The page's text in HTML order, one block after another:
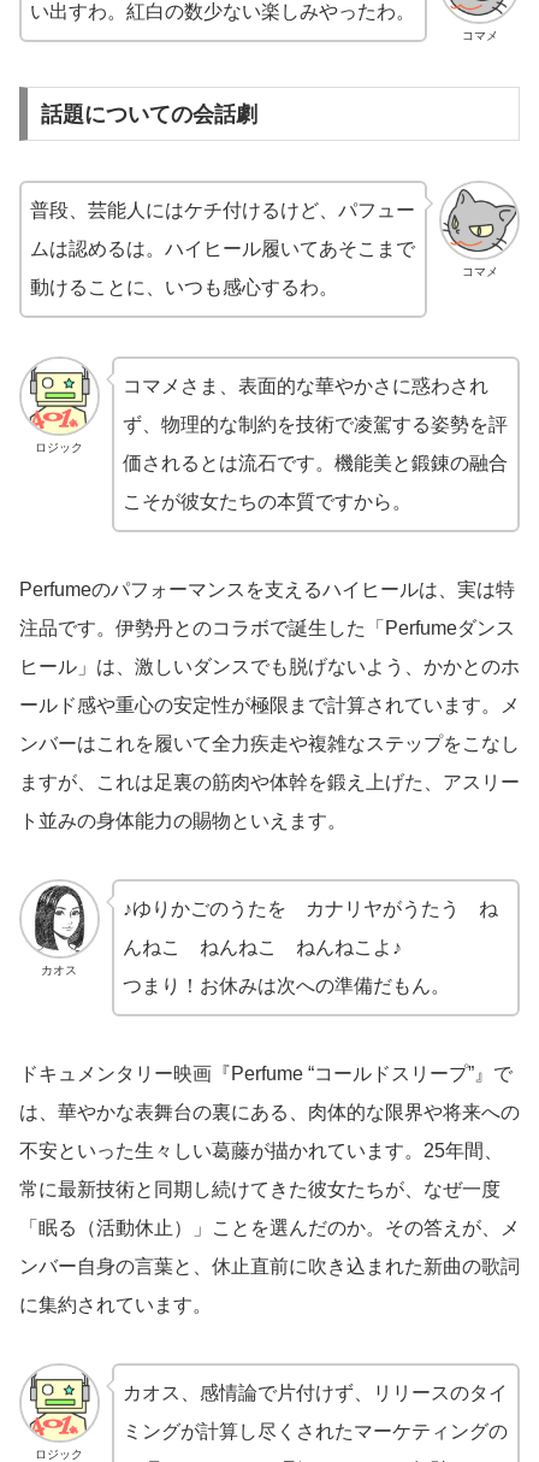
コマメ
い出すわ。紅白の数少ない楽しみやったわ。
話題についての会話劇
コマメ
普段、芸能人にはケチ付けるけど、パフュー
ムは認めるは。ハイヒール履いてあそこまで
動けることに、いつも感心するわ。
ロジック
コマメさま、表面的な華やかさに惑わされ
ず、物理的な制約を技術で凌駕する姿勢を評
価されるとは流石です。機能美と鍛錬の融合
こそが彼女たちの本質ですから。
Perfumeのパフォーマンスを支えるハイヒールは、実は特
注品です。伊勢丹とのコラボで誕生した「Perfumeダンス
ヒール」は、激しいダンスでも脱げないよう、かかとのホ
ールド感や重心の安定性が極限まで計算されています。メ
ンバーはこれを履いて全力疾走や複雑なステップをこなし
ますが、これは足裏の筋肉や体幹を鍛え上げた、アスリー
ト並みの身体能力の賜物といえます。
カオス
♪ゆりかごのうたを カナリヤがうたう ね
んねこ ねんねこ ねんねこよ♪
つまり！お休みは次への準備だもん。
ドキュメンタリー映画『Perfume “コールドスリープ”』で
は、華やかな表舞台の裏にある、肉体的な限界や将来への
不安といった生々しい葛藤が描かれています。25年間、
常に最新技術と同期し続けてきた彼女たちが、なぜ一度
「眠る（活動休止）」ことを選んだのか。その答えが、メ
ンバー自身の言葉と、休止直前に吹き込まれた新曲の歌詞
に集約されています。
ロジック
カオス、感情論で片付けず、リリースのタイ
ミングが計算し尽くされたマーケティングの